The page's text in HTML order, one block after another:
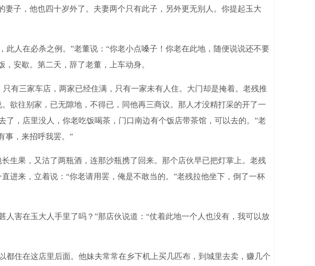
子，他也四十岁外了。夫妻两个只有此子，另外更无别人。你提起玉大
人在必杀之例。”老董说：“你老小点嗓子！你老在此地，随便说说还不要
安歇。第二天，辞了老董，上车动身。
三家车店，两家已经住满，只有一家未有人住。大门却是掩着。老残推
欲往别家，已无隙地，不得已，同他再三商议。那人才没精打采的开了一
，店里没人，你老吃饭喝茶，门口南边有个饭店带茶馆，可以去的。”老
事，来招呼我罢。”
果，又沽了两瓶酒，连那沙瓶携了回来。那个店伙早已把灯掌上。老残
进来，立着说：“你老请用罢，俺是不敢当的。”老残拉他坐下，倒了一杯
害在玉大人手里了吗？”那店伙说道：“仗着此地一个人也没有，我可以放
住在这店里后面。他妹夫常常在乡下机上买几匹布，到城里去卖，赚几个